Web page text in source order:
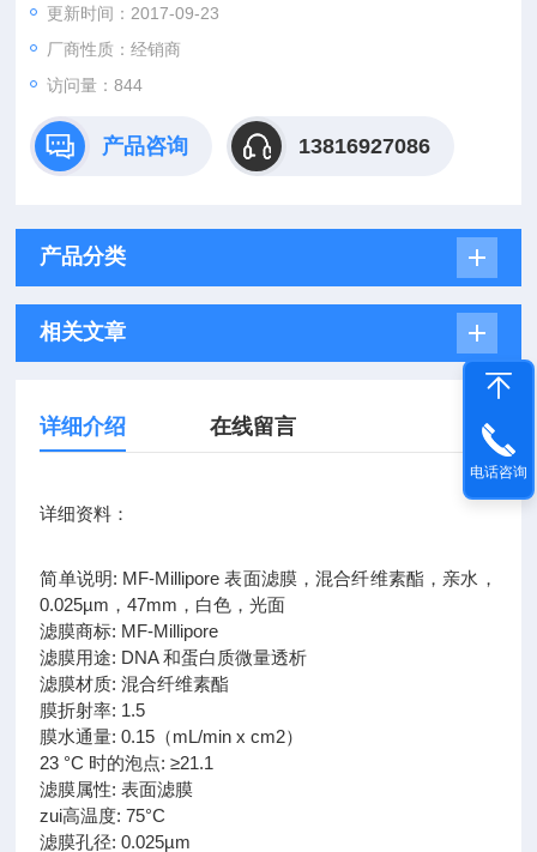
更新时间：2017-09-23
厂商性质：经销商
访问量：844
产品咨询 13816927086
产品分类
相关文章
详细介绍 在线留言
详细资料：
简单说明: MF-Millipore 表面滤膜，混合纤维素酯，亲水，
0.025µm，47mm，白色，光面
滤膜商标: MF-Millipore
滤膜用途: DNA 和蛋白质微量透析
滤膜材质: 混合纤维素酯
膜折射率: 1.5
膜水通量: 0.15（mL/min x cm2）
23 °C 时的泡点: ≥21.1
滤膜属性: 表面滤膜
zui高温度: 75°C
滤膜孔径: 0.025µm
电话咨询